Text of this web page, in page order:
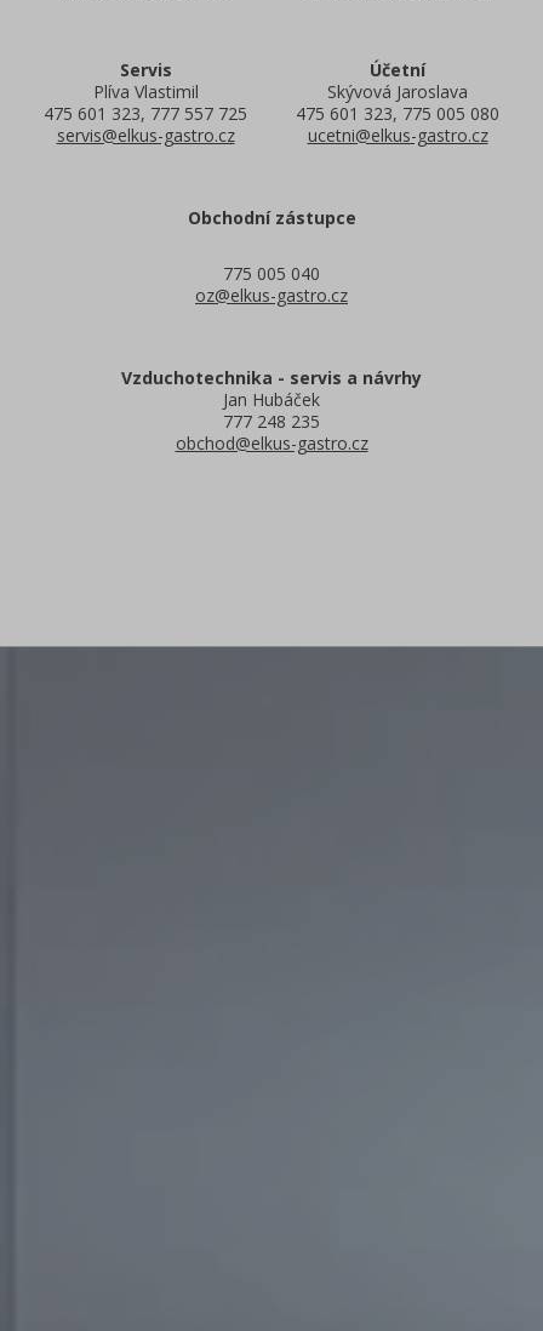
Servis
Plíva Vlastimil
475 601 323, 777 557 725
servis@elkus-gastro.cz
Účetní
Skývová Jaroslava
475 601 323, 775 005 080
ucetni@elkus-gastro.cz
Obchodní zástupce
775 005 040
oz@elkus-gastro.cz
Vzduchotechnika - servis a návrhy
Jan Hubáček
777 248 235
obchod@elkus-gastro.cz